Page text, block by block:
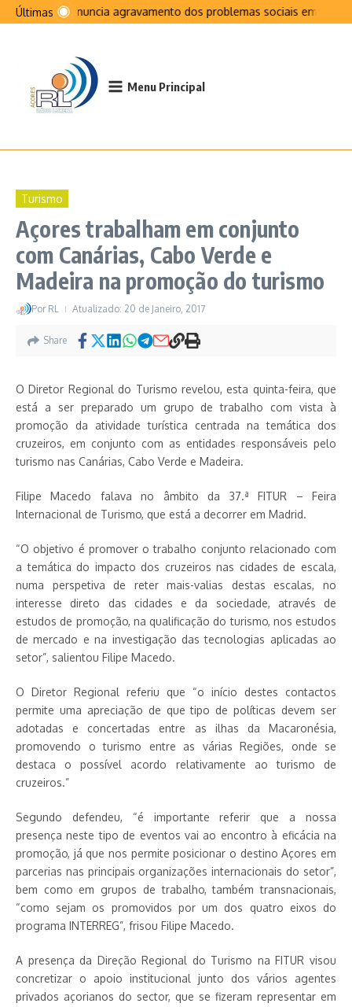
Ir para o conteúdo
ÚltimasPCP denuncia agravamento dos problemas sociais em São
Menu Principal
Turismo
Açores trabalham em conjunto
com Canárias, Cabo Verde e
Madeira na promoção do turismo
Por RL Atualizado: 20 de Janeiro, 2017
Share
O Diretor Regional do Turismo revelou, esta quinta-feira, que
está a ser preparado um grupo de trabalho com vista à
promoção da atividade turística centrada na temática dos
cruzeiros, em conjunto com as entidades responsáveis pelo
turismo nas Canárias, Cabo Verde e Madeira.
Filipe Macedo falava no âmbito da 37.ª FITUR – Feira
Internacional de Turismo, que está a decorrer em Madrid.
“O objetivo é promover o trabalho conjunto relacionado com
a temática do impacto dos cruzeiros nas cidades de escala,
numa perspetiva de reter mais-valias destas escalas, no
interesse direto das cidades e da sociedade, através de
estudos de promoção, na qualificação do turismo, nos estudos
de mercado e na investigação das tecnologias aplicadas ao
setor”, salientou Filipe Macedo.
O Diretor Regional referiu que “o início destes contactos
permite uma apreciação de que tipo de políticas devem ser
adotadas e concertadas entre as ilhas da Macaronésia,
promovendo o turismo entre as várias Regiões, onde se
destaca o possível acordo relativamente ao turismo de
cruzeiros.”
Segundo defendeu, “é importante referir que a nossa
presença neste tipo de eventos vai ao encontro à eficácia na
promoção, já que nos permite posicionar o destino Açores em
parcerias nas principais organizações internacionais do setor”,
bem como em grupos de trabalho, também transnacionais,
“como sejam os promovidos por um dos quatro eixos do
programa INTERREG”, frisou Filipe Macedo.
A presença da Direção Regional do Turismo na FITUR visou
concretizar o apoio institucional junto dos vários agentes
privados açorianos do sector, que se fizeram representar em